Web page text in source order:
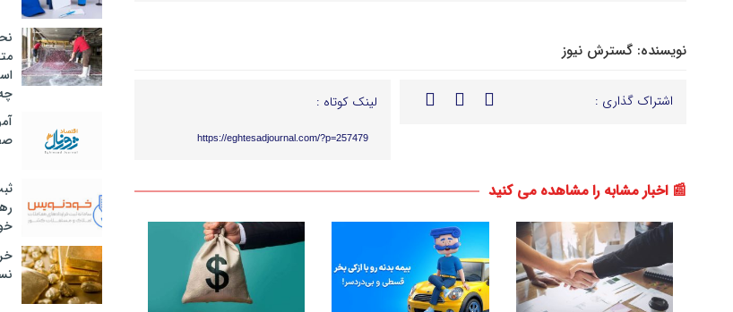
نویسنده: گسترش نیوز
اشتراک گذاری : لینک کوتاه :
https://eghtesadjournal.com/?p=257479
📰 اخبار مشابه را مشاهده می کنید